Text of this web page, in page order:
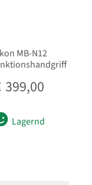
MB-N12
399,00
Lagernd